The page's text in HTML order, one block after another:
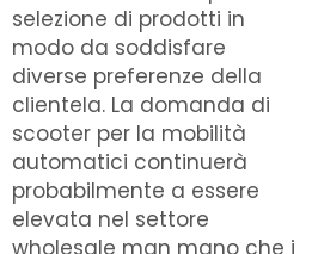
selezione di prodotti in
modo da soddisfare
diverse preferenze della
clientela. La domanda di
scooter per la mobilità
automatici continuerà
probabilmente a essere
elevata nel settore
wholesale man mano che i